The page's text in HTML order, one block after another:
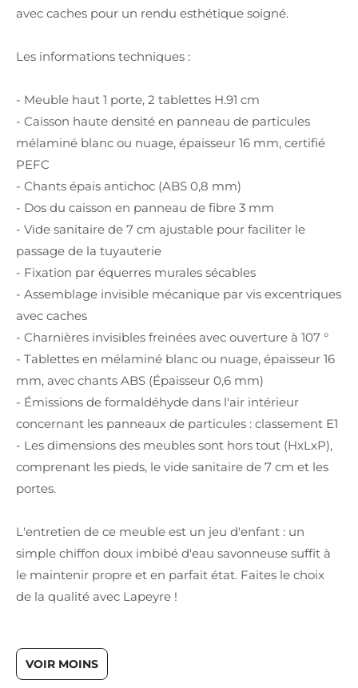
avec caches pour un rendu esthétique soigné.
Les informations techniques :
- Meuble haut 1 porte, 2 tablettes H.91 cm
- Caisson haute densité en panneau de particules
mélaminé blanc ou nuage, épaisseur 16 mm, certifié
PEFC
- Chants épais antichoc (ABS 0,8 mm)
- Dos du caisson en panneau de fibre 3 mm
- Vide sanitaire de 7 cm ajustable pour faciliter le
passage de la tuyauterie
- Fixation par équerres murales sécables
- Assemblage invisible mécanique par vis excentriques
avec caches
- Charnières invisibles freinées avec ouverture à 107 °
- Tablettes en mélaminé blanc ou nuage, épaisseur 16
mm, avec chants ABS (Épaisseur 0,6 mm)
- Émissions de formaldéhyde dans l'air intérieur
concernant les panneaux de particules : classement E1
- Les dimensions des meubles sont hors tout (HxLxP),
comprenant les pieds, le vide sanitaire de 7 cm et les
portes.
L'entretien de ce meuble est un jeu d'enfant : un
simple chiffon doux imbibé d'eau savonneuse suffit à
le maintenir propre et en parfait état. Faites le choix
de la qualité avec Lapeyre !
VOIR MOINS